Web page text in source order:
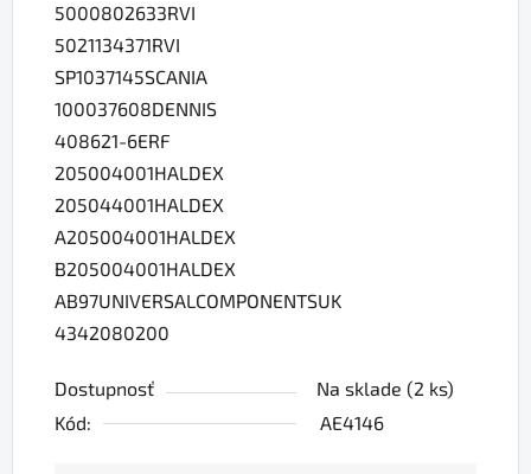
5000802633RVI
5021134371RVI
SP1037145SCANIA
100037608DENNIS
408621-6ERF
205004001HALDEX
205044001HALDEX
A205004001HALDEX
B205004001HALDEX
AB97UNIVERSALCOMPONENTSUK
4342080200
Dostupnosť Na sklade (2 ks)
Kód:
AE4146